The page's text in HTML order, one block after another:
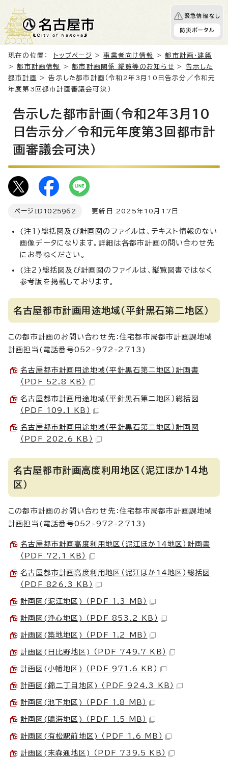
緊急情報なし
防災ポータル
現在の位置： トップページ >事業者向け情報 >都市計画・建築
>都市計画情報 >都市計画関係 縦覧等のお知らせ > 告示した
都市計画
> 告示した都市計画（令和2年3月10日告示分／令和元
年度第3回都市計画審議会可決）
告示した都市計画（令和2年3月10
日告示分／令和元年度第3回都市計
画審議会可決）
ページID 1025962 更新日 2025年10月17日
(注1)総括図及び計画図のファイルは、テキスト情報のない
画像データになります。詳細は各都市計画の問い合わせ先
にお尋ねください。
(注2)総括図及び計画図のファイルは、縦覧図書ではなく
参考版を掲載しております。
名古屋都市計画用途地域（平針黒石第二地区）
この都市計画のお問い合わせ先：住宅都市局都市計画課地域
計画担当(電話番号052-972-2713)
名古屋都市計画用途地域（平針黒石第二地区）計画書
（PDF 52.8 KB）
名古屋都市計画用途地域（平針黒石第二地区）総括図
（PDF 109.1 KB）
名古屋都市計画用途地域（平針黒石第二地区）計画図
（PDF 202.6 KB）
名古屋都市計画高度利用地区（泥江ほか14地
区）
この都市計画のお問い合わせ先：住宅都市局都市計画課地域
計画担当(電話番号052-972-2713)
名古屋都市計画高度利用地区（泥江ほか14地区）計画書
（PDF 72.1 KB）
名古屋都市計画高度利用地区（泥江ほか14地区）総括図
（PDF 826.3 KB）
計画図(泥江地区) （PDF 1.3 MB）
計画図(浄心地区) （PDF 853.2 KB）
計画図(築地地区) （PDF 1.2 MB）
計画図(日比野地区) （PDF 749.7 KB）
計画図(小幡地区) （PDF 971.6 KB）
計画図(錦二丁目地区) （PDF 924.3 KB）
計画図(池下地区) （PDF 1.8 MB）
計画図(鳴海地区) （PDF 1.5 MB）
計画図(有松駅前地区) （PDF 1.6 MB）
計画図(末森通地区) （PDF 739.5 KB）